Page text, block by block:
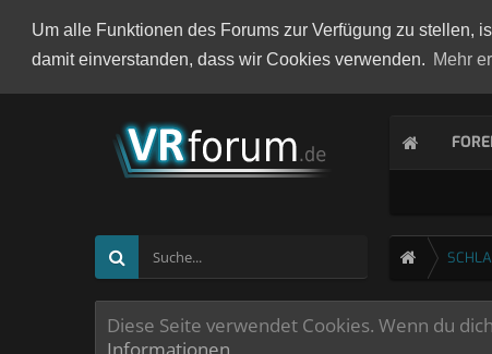
Um alle Funktionen des Forums zur Verfügung zu stellen,
damit einverstanden, dass wir Cookies verwenden. Mehr
Diese Seite verwendet Cookies. Wenn du
Informationen